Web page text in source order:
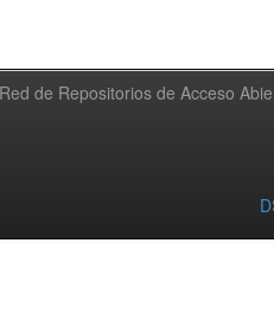
de Repositorios de Acceso